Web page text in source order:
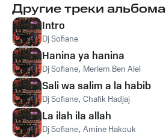
Другие треки альбома
Intro
Dj Sofiane
Hanina ya hanina
Dj Sofiane, Meriem Ben Alel
Sali wa salim a la habib
Dj Sofiane, Chafik Hadjaj
La ilah ila allah
Dj Sofiane, Amine Hakouk